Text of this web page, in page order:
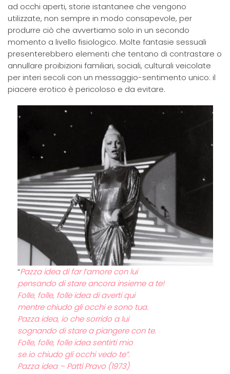
ad occhi aperti, storie istantanee che vengono
utilizzate, non sempre in modo consapevole, per
produrre ciò che avvertiamo solo in un secondo
momento a livello fisiologico. Molte fantasie sessuali
presenterebbero elementi che tentano di contrastare o
annullare proibizioni familiari, sociali, culturali veicolate
per interi secoli con un messaggio-sentimento unico: il
piacere erotico è pericoloso e da evitare.
“Pazza idea di far l’amore con lui
pensando di stare ancora insieme a te!
Folle, folle, folle idea di averti qui
mentre chiudo gli occhi e sono tua.
Pazza idea, io che sorrido a lui
sognando di stare a piangere con te.
Folle, folle, folle idea sentirti mio
se io chiudo gli occhi vedo te”.
Pazza idea – Patti Pravo (1973)